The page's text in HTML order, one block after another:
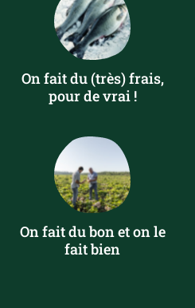
On fait du (très) frais,
pour de vrai !
On fait du bon et on le
fait bien